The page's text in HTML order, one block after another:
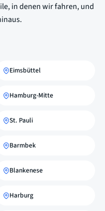
in denen wir fahren, und
Eimsbüttel
Hamburg-Mitte
St. Pauli
Barmbek
Blankenese
Harburg